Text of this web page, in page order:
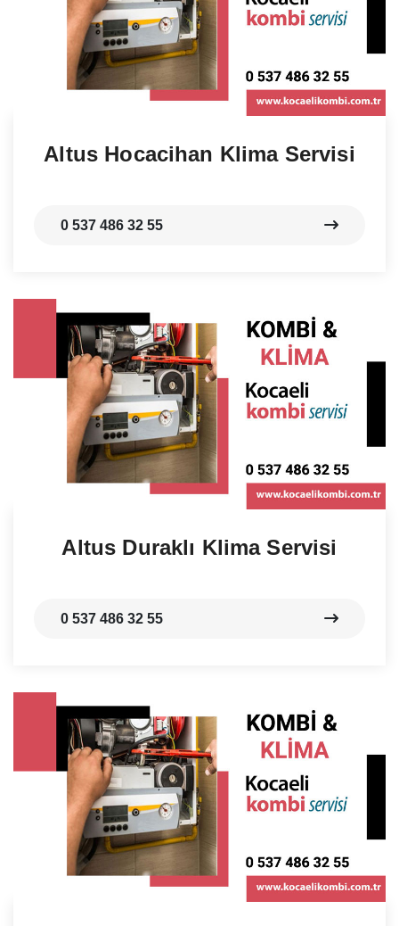
Altus Hocacihan Klima Servisi
0 537 486 32 55
Altus Duraklı Klima Servisi
0 537 486 32 55